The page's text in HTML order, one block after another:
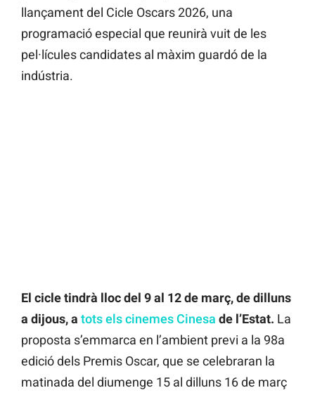
llançament del Cicle Oscars 2026, una
programació especial que reunirà vuit de les
pel·lícules candidates al màxim guardó de la
indústria.
El cicle tindrà lloc del 9 al 12 de març, de dilluns
a dijous, a tots els cinemes Cinesa de l’Estat. La
proposta s’emmarca en l’ambient previ a la 98a
edició dels Premis Oscar, que se celebraran la
matinada del diumenge 15 al dilluns 16 de març